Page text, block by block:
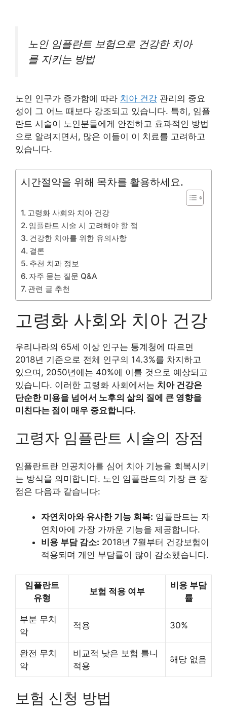
노인 임플란트 보험으로 건강한 치아
를 지키는 방법
노인 인구가 증가함에 따라 치아 건강 관리의 중요
성이 그 어느 때보다 강조되고 있습니다. 특히, 임플
란트 시술이 노인분들에게 안전하고 효과적인 방법
으로 알려지면서, 많은 이들이 이 치료를 고려하고
있습니다.
시간절약을 위해 목차를 활용하세요.
고령화 사회와 치아 건강
임플란트 시술 시 고려해야 할 점
건강한 치아를 위한 유의사항
결론
추천 치과 정보
자주 묻는 질문 Q&A
관련 글 추천
고령화 사회와 치아 건강
우리나라의 65세 이상 인구는 통계청에 따르면
2018년 기준으로 전체 인구의 14.3%를 차지하고
있으며, 2050년에는 40%에 이를 것으로 예상되고
있습니다. 이러한 고령화 사회에서는 치아 건강은
단순한 미용을 넘어서 노후의 삶의 질에 큰 영향을
미친다는 점이 매우 중요합니다.
고령자 임플란트 시술의 장점
임플란트란 인공치아를 심어 치아 기능을 회복시키
는 방식을 의미합니다. 노인 임플란트의 가장 큰 장
점은 다음과 같습니다:
자연치아와 유사한 기능 회복: 임플란트는 자
연치아에 가장 가까운 기능을 제공합니다.
비용 부담 감소: 2018년 7월부터 건강보험이
적용되며 개인 부담률이 많이 감소했습니다.
임플란트
유형
보험 적용 여부
비용 부담
률
부분 무치
악
적용 30%
완전 무치
악
비교적 낮은 보험 틀니
적용
해당 없음
보험 신청 방법